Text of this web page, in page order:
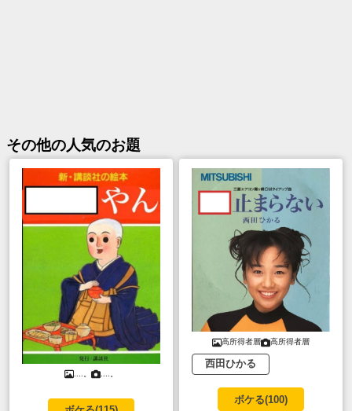
その他の人気のお題
高所得者層 高所得者層
西田ひかる
ボケる(100)